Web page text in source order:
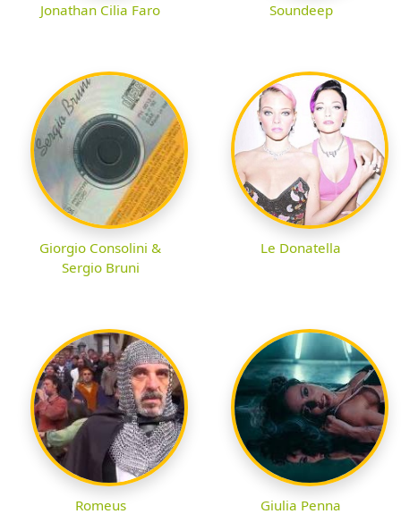
Jonathan Cilia Faro Soundeep
Giorgio Consolini &
Sergio Bruni
Le Donatella
Romeus Giulia Penna